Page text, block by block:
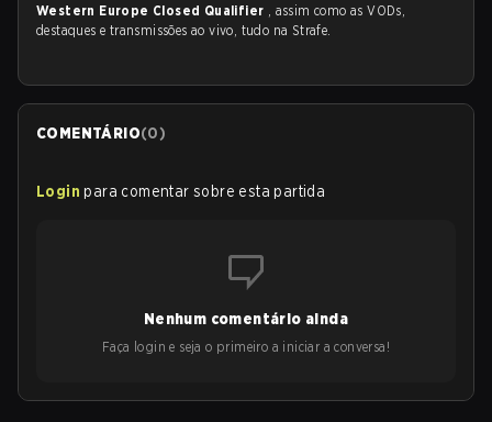
Western Europe Closed Qualifier , assim como as VODs,
destaques e transmissões ao vivo, tudo na Strafe.
COMENTÁRIO(0)
Login para comentar sobre esta partida
Nenhum comentário ainda
Faça login e seja o primeiro a iniciar a conversa!